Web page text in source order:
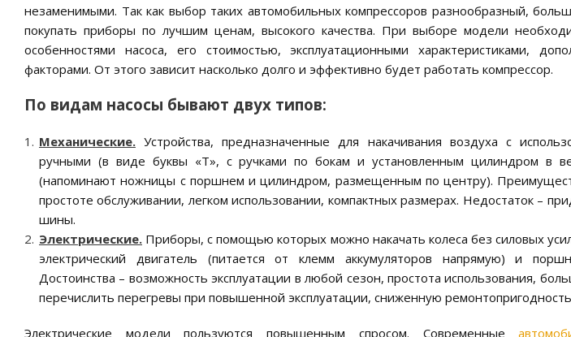
незаменимыми. Так как выбор таких автомобильных компрессоров разнообразный,
покупать приборы по лучшим ценам, высокого качества. При выборе модели
особенностями насоса, его стоимостью, эксплуатационными характеристиками,
факторами. От этого зависит насколько долго и эффективно будет работать компрессор.
По видам насосы бывают двух типов:
Механические. Устройства, предназначенные для накачивания воздуха с
ручными (в виде буквы «Т», с ручками по бокам и установленным цилиндром в
(напоминают ножницы с поршнем и цилиндром, размещенным по центру).
простоте обслуживании, легком использовании, компактных размерах. Недостаток –
шины.
Электрические. Приборы, с помощью которых можно накачать колеса без силовых
электрический двигатель (питается от клемм аккумуляторов напрямую) и
Достоинства – возможность эксплуатации в любой сезон, простота использования,
перечислить перегревы при повышенной эксплуатации, сниженную
Электрические модели пользуются повышенным спросом. Современные